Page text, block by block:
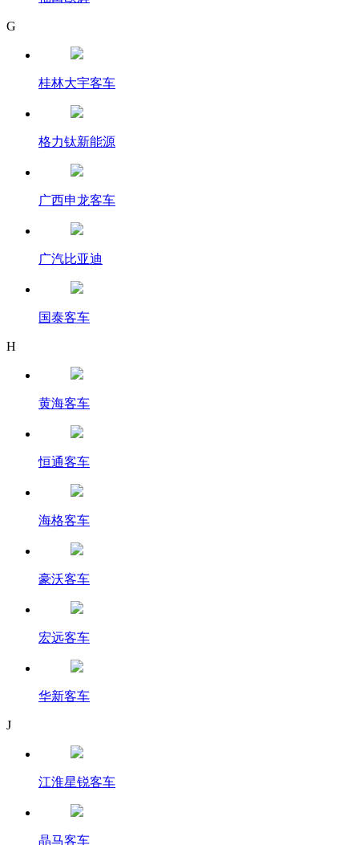
G
桂林大宇客车
格力钛新能源
广西申龙客车
广汽比亚迪
国泰客车
H
黄海客车
恒通客车
海格客车
豪沃客车
宏远客车
华新客车
J
江淮星锐客车
晶马客车